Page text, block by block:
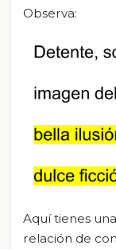
Observa:
Aquí tienes
relación de